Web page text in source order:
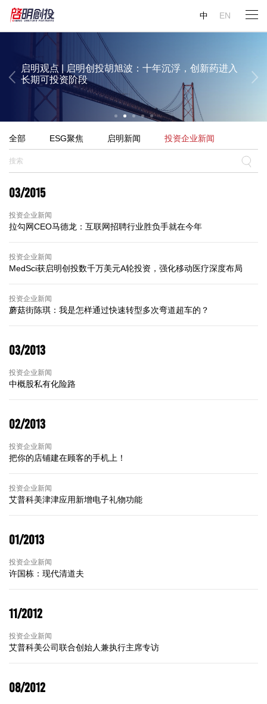
中 EN
已经显现
不过热，理应吸引全世界的资金
启明观点 | 启明创投胡旭波：十年沉浮，创新药进入
长期可投资阶段
启明观点 | 启明创投周志峰：今年大概率将出现“超级
AI应用”
Gary Rieschel：中国或将有12%的GDP来自医疗领域
启明观点 | 启明创投陈侃：AI对生物医药行业的变革
已经显现
启明观点 | 启明创投邝子平：中国的人工智能投资并
不过热，理应吸引全世界的资金
全部 ESG聚焦 启明新闻 投资企业新闻
03/2015
投资企业新闻
拉勾网CEO马德龙：互联网招聘行业胜负手就在今年
投资企业新闻
MedSci获启明创投数千万美元A轮投资，强化移动医疗深度布局
投资企业新闻
蘑菇街陈琪：我是怎样通过快速转型多次弯道超车的？
03/2013
投资企业新闻
中概股私有化险路
02/2013
投资企业新闻
把你的店铺建在顾客的手机上！
投资企业新闻
艾普科美津津应用新增电子礼物功能
01/2013
投资企业新闻
许国栋：现代清道夫
11/2012
投资企业新闻
艾普科美公司联合创始人兼执行主席专访
08/2012